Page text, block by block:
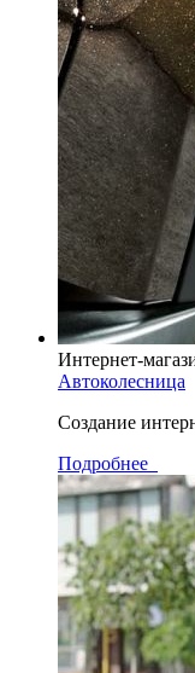
Интернет-
Автоколесница
Создание
Подробнее